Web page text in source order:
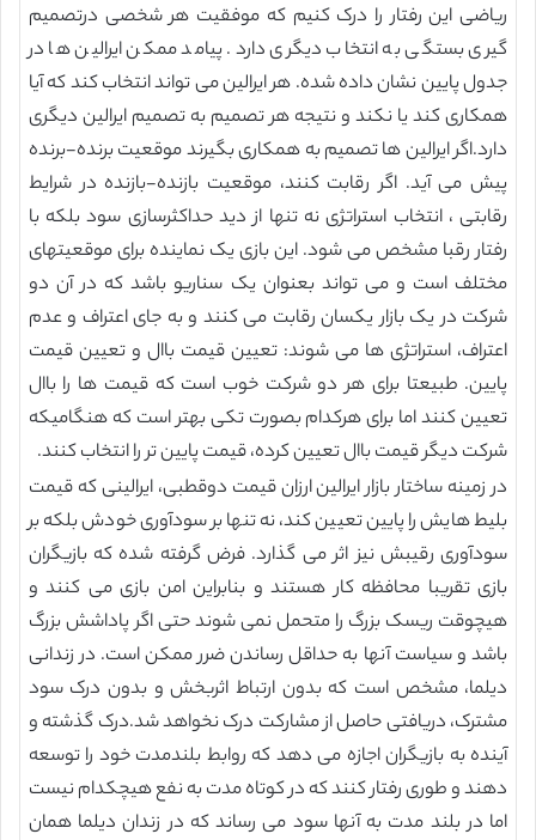
ریاضی این رفتار را درک کنیم که موفقیت هر شخصی درتصمیم
گیری بستگی به انتخاب دیگری دارد. پیامد ممکن ایرالین ها در
جدول پایین نشان داده شده. هر ایرالین می تواند انتخاب کند که آیا
همکاری کند یا نکند و نتیجه هر تصمیم به تصمیم ایرالین دیگری
دارد.اگر ایرالین ها تصمیم به همکاری بگیرند موقعیت برنده-برنده
پیش می آید. اگر رقابت کنند، موقعیت بازنده-بازنده در شرایط
رقابتی ، انتخاب استراتژی نه تنها از دید حداکثرسازی سود بلکه با
رفتار رقبا مشخص می شود. این بازی یک نماینده برای موقعیتهای
مختلف است و می تواند بعنوان یک سناریو باشد که در آن دو
شرکت در یک بازار یکسان رقابت می کنند و به جای اعتراف و عدم
اعتراف، استراتژی ها می شوند: تعیین قیمت باال و تعیین قیمت
پایین. طبیعتا برای هر دو شرکت خوب است که قیمت ها را باال
تعیین کنند اما برای هرکدام بصورت تکی بهتر است که هنگامیکه
شرکت دیگر قیمت باال تعیین کرده، قیمت پایین تر را انتخاب کنند.
در زمینه ساختار بازار ایرالین ارزان قیمت دوقطبی، ایرالینی که قیمت
بلیط هایش را پایین تعیین کند، نه تنها بر سودآوری خودش بلکه بر
سودآوری رقیبش نیز اثر می گذارد. فرض گرفته شده که بازیگران
بازی تقریبا محافظه کار هستند و بنابراین امن بازی می کنند و
هیچوقت ریسک بزرگ را متحمل نمی شوند حتی اگر پاداشش بزرگ
باشد و سیاست آنها به حداقل رساندن ضرر ممکن است. در زندانی
دیلما، مشخص است که بدون ارتباط اثربخش و بدون درک سود
مشترک، دریافتی حاصل از مشارکت درک نخواهد شد.درک گذشته و
آینده به بازیگران اجازه می دهد که روابط بلندمدت خود را توسعه
دهند و طوری رفتار کنند که در کوتاه مدت به نفع هیچکدام نیست
اما در بلند مدت به آنها سود می رساند که در زندان دیلما همان